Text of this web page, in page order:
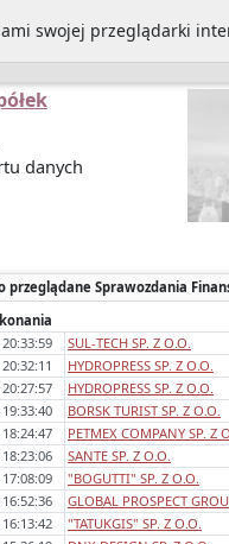
prywatności
danych
przeglądane Sprawozdania
SUL-TECH SP. Z O.O.
HYDROPRESS SP. Z O.O.
HYDROPRESS SP. Z O.O.
BORSK TURIST SP. Z O.O.
PETMEX COMPANY SP. Z
SANTE SP. Z O.O.
"BOGUTTI" SP. Z O.O.
GLOBAL PROSPECT
"TATUKGIS" SP. Z O.O.
swojej przeglądarki